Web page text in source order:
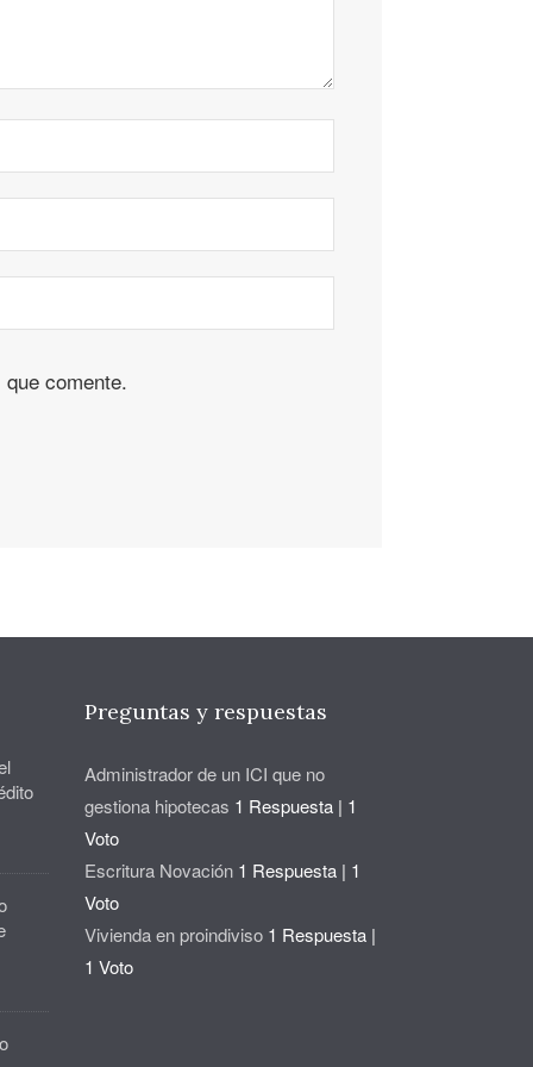
comente.
Preguntas y respuestas
Administrador de un ICI que no
gestiona hipotecas 1 Respuesta | 1
Voto
Escritura Novación 1 Respuesta | 1
Voto
Vivienda en proindiviso 1 Respuesta |
1 Voto